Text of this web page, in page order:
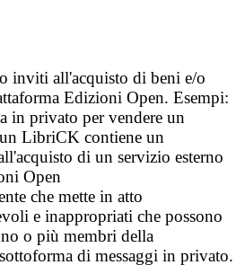
inviti all'acquisto di beni e/o
Edizioni Open. Esempi:
in privato per vendere un
LibriCK contiene un
di un servizio esterno
Open
che mette in atto
e inappropriati che possono
o più membri della
di messaggi in privato.